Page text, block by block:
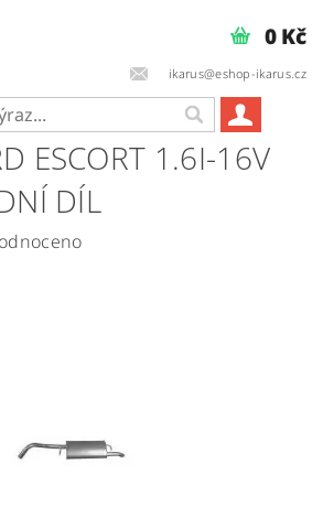
ikarus@eshop-ikarus.cz
0 Kč
ESCORT 1.6I-16V
DÍL